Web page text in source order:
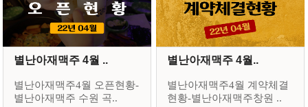
별난아재맥주 4월 ..
별난아재맥주4월 오픈현황-
별난아재맥주 수원 곡..
별난아재맥주 4월..
별난아재맥주4월 계약체결
현황-별난아재맥주창원 ..